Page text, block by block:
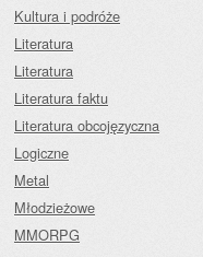
Kultura i podróże
Literatura
Literatura
Literatura faktu
Literatura obcojęzyczna
Logiczne
Metal
Młodzieżowe
MMORPG